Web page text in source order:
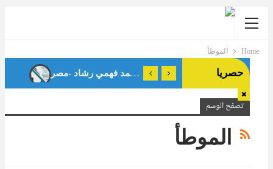
Home الموطأ
حصريا
تصفح الوسم
الموطأ